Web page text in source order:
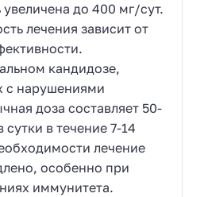
до 400 мг/сут.
лечения зависит от
кандидозе,
с нарушениями
доза составляет 50-
в течение 7-14
лечение
особенно при
иммунитета.